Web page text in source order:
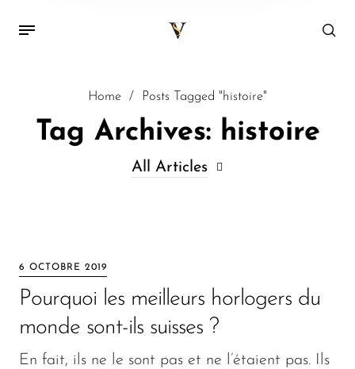
Home / Posts Tagged "histoire"
Tag Archives: histoire
All Articles
Kitchen
Lifestyle
Lunettes
6 OCTOBRE 2019
Pourquoi les meilleurs horlogers du
monde sont-ils suisses ?
En fait, ils ne le sont pas et ne l’étaient pas. Ils